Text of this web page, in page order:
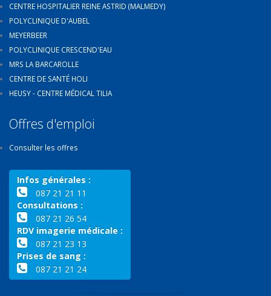
CENTRE HOSPITALIER REINE ASTRID (MALMEDY)
POLYCLINIQUE D'AUBEL
MEYERBEER
POLYCLINIQUE CRESCEND'EAU
MRS LA BARCAROLLE
CENTRE DE SANTÉ HOLI
HEUSY - CENTRE MÉDICAL TILIA
Offres d'emploi
Consulter les offres
Infos générales :
087 21 21 11
Consultations :
087 21 26 54
RDV imagerie médicale :
087 21 23 13
Prises de sang :
087 21 21 24